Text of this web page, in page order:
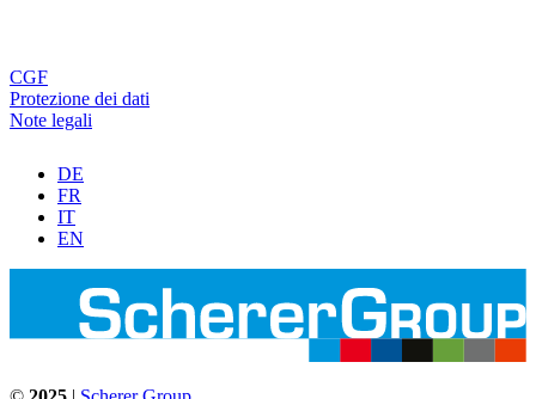
CGF
Protezione dei dati
Note legali
DE
FR
IT
EN